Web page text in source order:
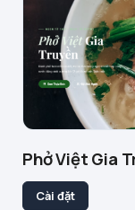
Phở Việt Gia
Cài đặt